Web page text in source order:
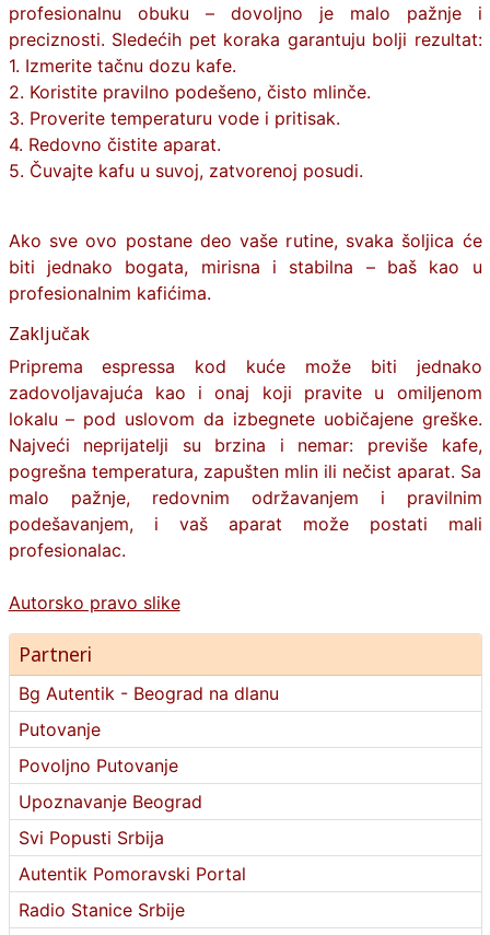
profesionalnu obuku – dovoljno je malo pažnje i
preciznosti. Sledećih pet koraka garantuju bolji rezultat:
1. Izmerite tačnu dozu kafe.
2. Koristite pravilno podešeno, čisto mlinče.
3. Proverite temperaturu vode i pritisak.
4. Redovno čistite aparat.
5. Čuvajte kafu u suvoj, zatvorenoj posudi.
Ako sve ovo postane deo vaše rutine, svaka šoljica će
biti jednako bogata, mirisna i stabilna – baš kao u
profesionalnim kafićima.
Zaključak
Priprema espressa kod kuće može biti jednako
zadovoljavajuća kao i onaj koji pravite u omiljenom
lokalu – pod uslovom da izbegnete uobičajene greške.
Najveći neprijatelji su brzina i nemar: previše kafe,
pogrešna temperatura, zapušten mlin ili nečist aparat. Sa
malo pažnje, redovnim održavanjem i pravilnim
podešavanjem, i vaš aparat može postati mali
profesionalac.
Autorsko pravo slike
Partneri
Bg Autentik - Beograd na dlanu
Putovanje
Povoljno Putovanje
Upoznavanje Beograd
Svi Popusti Srbija
Autentik Pomoravski Portal
Radio Stanice Srbije